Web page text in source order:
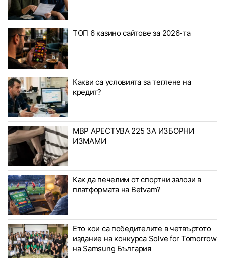
ТОП 6 казино сайтове за 2026-та
Какви са условията за теглене на
кредит?
МВР АРЕСТУВА 225 ЗА ИЗБОРНИ
ИЗМАМИ
Как да печелим от спортни залози в
платформата на Betvam?
Ето кои са победителите в четвъртото
издание на конкурса Solve for Tomorrow
на Samsung България